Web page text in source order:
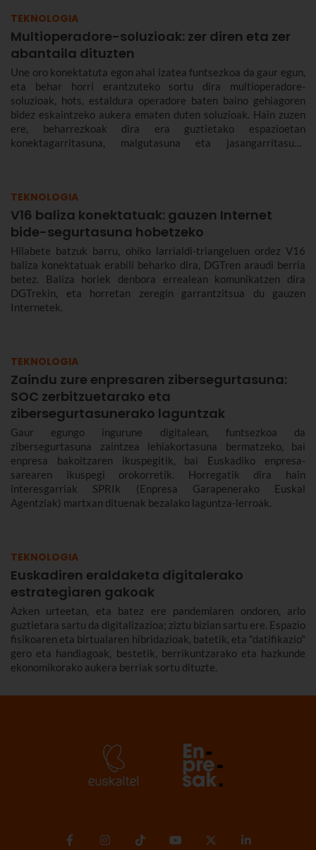
TEKNOLOGIA
Multioperadore-soluzioak: zer diren eta zer
abantaila dituzten
Une oro konektatuta egon ahal izatea funtsezkoa da gaur egun,
eta behar horri erantzuteko sortu dira multioperadore-
soluzioak, hots, estaldura operadore baten baino gehiagoren
bidez eskaintzeko aukera ematen duten soluzioak. Hain zuzen
ere, beharrezkoak dira era guztietako espazioetan
konektagarritasuna, malgutasuna eta jasangarritasuna
TEKNOLOGIA
V16 baliza konektatuak: gauzen Internet
bide-segurtasuna hobetzeko
Hilabete batzuk barru, ohiko larrialdi-triangeluen ordez V16
baliza konektatuak erabili beharko dira, DGTren araudi berria
betez. Baliza horiek denbora errealean komunikatzen dira
DGTrekin, eta horretan zeregin garrantzitsua du gauzen
Internetek.
TEKNOLOGIA
Zaindu zure enpresaren zibersegurtasuna:
SOC zerbitzuetarako eta
zibersegurtasunerako laguntzak
Gaur egungo ingurune digitalean, funtsezkoa da
zibersegurtasuna zaintzea lehiakortasuna bermatzeko, bai
enpresa bakoitzaren ikuspegitik, bai Euskadiko enpresa-
sarearen ikuspegi orokorretik. Horregatik dira hain
interesgarriak SPRIk (Enpresa Garapenerako Euskal
Agentziak) martxan dituenak bezalako laguntza-lerroak.
TEKNOLOGIA
Euskadiren eraldaketa digitalerako
estrategiaren gakoak
Azken urteetan, eta batez ere pandemiaren ondoren, arlo
guztietara sartu da digitalizazioa; ziztu bizian sartu ere. Espazio
fisikoaren eta birtualaren hibridazioak, batetik, eta "datifikazio"
gero eta handiagoak, bestetik, berrikuntzarako eta hazkunde
ekonomikorako aukera berriak sortu dituzte.